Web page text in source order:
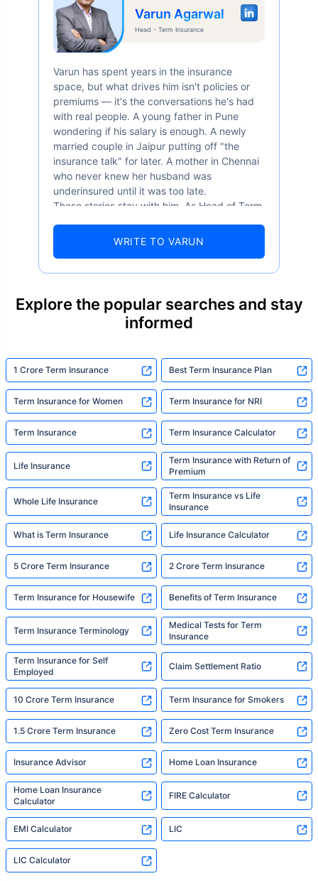
Varun Agarwal
Head - Term Insurance
Varun has spent years in the insurance
space, but what drives him isn't policies or
premiums — it's the conversations he's had
with real people. A young father in Pune
wondering if his salary is enough. A newly
married couple in Jaipur putting off "the
insurance talk" for later. A mother in Chennai
who never knew her husband was
underinsured until it was too late.
These stories stay with him. As Head of Term
numbers well — 52.4% of Indians are aware
statistic, he sees a family that just needed
someone to sit with them, explain it simply,
built to do. In his words, "Most people aren't
avoiding protection — they're just waiting for
someone to make it easy. That's what we're
here for."
WRITE TO VARUN
Explore the popular searches and stay
informed
1 Crore Term Insurance Best Term Insurance Plan
Term Insurance for Women Term Insurance for NRI
Term Insurance Term Insurance Calculator
Life Insurance
Term Insurance with Return of
Premium
Whole Life Insurance
Term Insurance vs Life
Insurance
What is Term Insurance Life Insurance Calculator
5 Crore Term Insurance 2 Crore Term Insurance
Term Insurance for Housewife Benefits of Term Insurance
Term Insurance Terminology
Medical Tests for Term
Insurance
Term Insurance for Self
Employed
Claim Settlement Ratio
10 Crore Term Insurance Term Insurance for Smokers
1.5 Crore Term Insurance Zero Cost Term Insurance
Insurance Advisor Home Loan Insurance
Home Loan Insurance
Calculator
FIRE Calculator
EMI Calculator LIC
LIC Calculator